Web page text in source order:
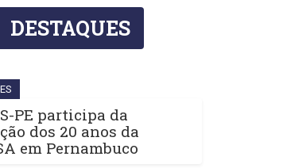
DESTAQUES
PE participa da
dos 20 anos da
em Pernambuco